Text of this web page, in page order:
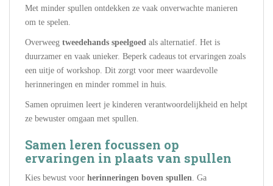
Met minder spullen ontdekken ze vaak onverwachte manieren
om te spelen.
Overweeg tweedehands speelgoed als alternatief. Het is
duurzamer en vaak unieker. Beperk cadeaus tot ervaringen zoals
een uitje of workshop. Dit zorgt voor meer waardevolle
herinneringen en minder rommel in huis.
Samen opruimen leert je kinderen verantwoordelijkheid en helpt
ze bewuster omgaan met spullen.
Samen leren focussen op
ervaringen in plaats van spullen
Kies bewust voor herinneringen boven spullen . Ga